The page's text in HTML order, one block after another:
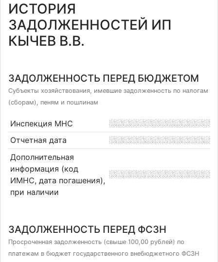
ИСТОРИЯ
ЗАДОЛЖЕННОСТЕЙ ИП
КЫЧЕВ В.В.
ЗАДОЛЖЕННОСТЬ ПЕРЕД БЮДЖЕТОМ
Субъекты хозяйствования, имевшие задолженность по налогам
(сборам), пеням и пошлинам
Инспекция МНС
Отчетная дата
Дополнительная
информация (код
ИМНС, дата погашения),
при наличии
ЗАДОЛЖЕННОСТЬ ПЕРЕД ФСЗН
Просроченная задолженность (свыше 100,00 рублей) по
платежам в бюджет государственного внебюджетного ФСЗН